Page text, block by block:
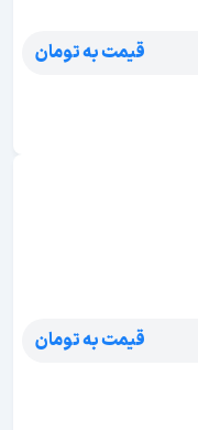
قیمت به تومان
قیمت به تومان